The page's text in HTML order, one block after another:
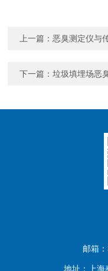
上一篇：恶臭测定仪与
下一篇：垃圾填埋场恶
邮箱
地址：上海